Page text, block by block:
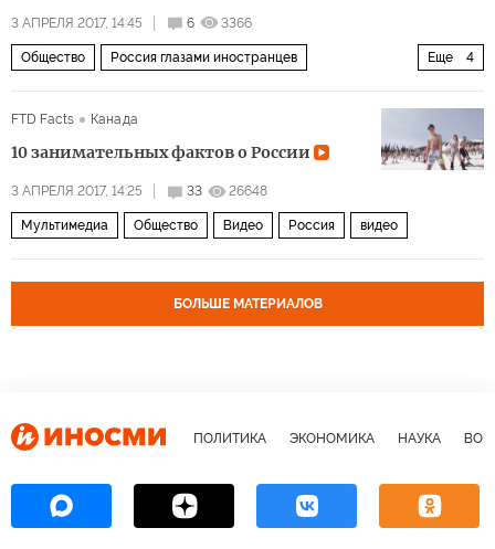
3 АПРЕЛЯ 2017, 14:45 6 3366
Еще 4
Общество Россия глазами иностранцев
FTD Facts Канада
10 занимательных фактов о России
3 АПРЕЛЯ 2017, 14:25 33 26648
Мультимедиа Общество Видео Россия видео
БОЛЬШЕ МАТЕРИАЛОВ
ПОЛИТИКА ЭКОНОМИКА НАУКА